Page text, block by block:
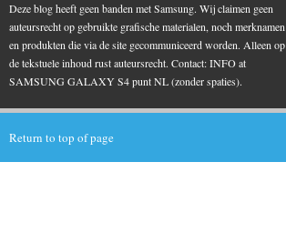
Deze blog heeft geen banden met Samsung. Wij claimen geen
auteursrecht op gebruikte grafische materialen, noch merknamen
en produkten die via de site gecommuniceerd worden. Alleen op
de tekstuele inhoud rust auteursrecht. Contact: INFO at
SAMSUNG GALAXY S4 punt NL (zonder spaties).
Return to top of page